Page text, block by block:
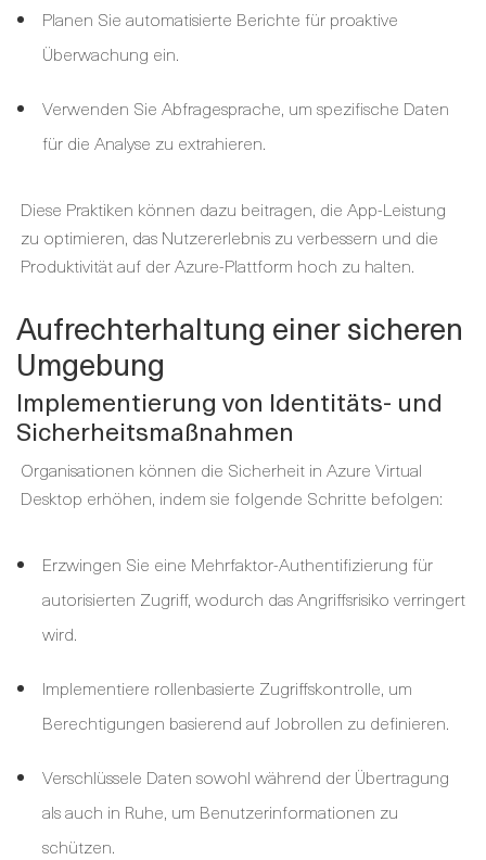
Planen Sie automatisierte Berichte für proaktive
Überwachung ein.
Verwenden Sie Abfragesprache, um spezifische Daten
für die Analyse zu extrahieren.
Diese Praktiken können dazu beitragen, die App-Leistung
zu optimieren, das Nutzererlebnis zu verbessern und die
Produktivität auf der Azure-Plattform hoch zu halten.
Aufrechterhaltung einer sicheren
Umgebung
Implementierung von Identitäts- und
Sicherheitsmaßnahmen
Organisationen können die Sicherheit in Azure Virtual
Desktop erhöhen, indem sie folgende Schritte befolgen:
Erzwingen Sie eine Mehrfaktor-Authentifizierung für
autorisierten Zugriff, wodurch das Angriffsrisiko verringert
wird.
Implementiere rollenbasierte Zugriffskontrolle, um
Berechtigungen basierend auf Jobrollen zu definieren.
Verschlüssele Daten sowohl während der Übertragung
als auch in Ruhe, um Benutzerinformationen zu
schützen.